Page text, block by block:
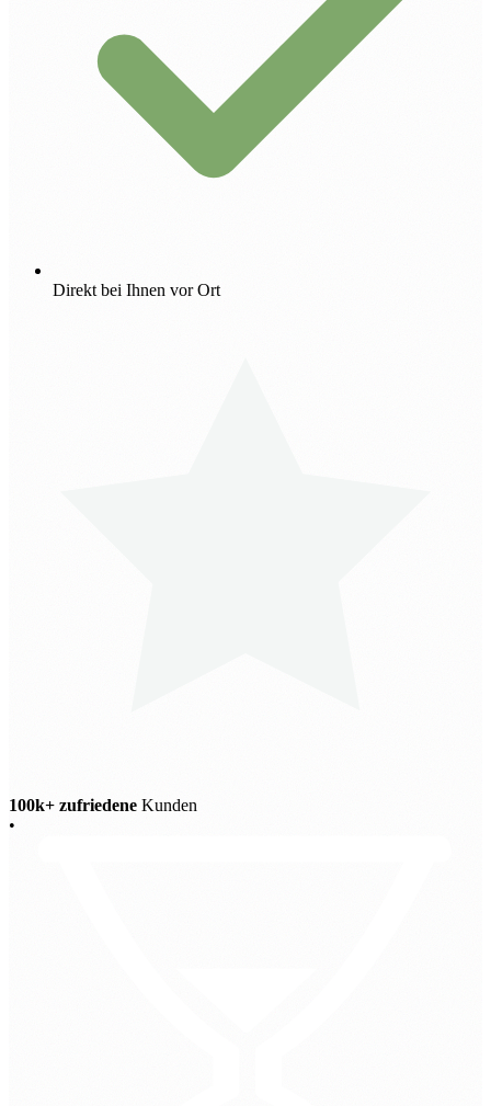
Direkt bei Ihnen vor Ort
100k+ zufriedene Kunden
•